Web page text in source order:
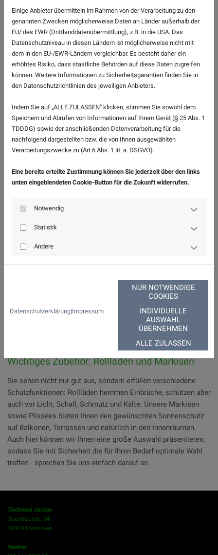
von Fenster sowie Balkon- und Haustüren aus Holz
sprechen.Gerne geben wir Ihnen einen Überblick zur Vielfalt
der Möglichkeiten, wägen gemeinsam mit Ihnen die Vor- und
Nachteile der einzelnen Varianten ab und erstellen
entsprechende Kalkulationen. So erhalten Sie eine belastbare
Entscheidungsgrundlage und können sich auf eine
erstklassige Ausführung und Montage verlassen - dafür stehen
Wichtiges Zubehör: Rollläden und Markisen
Sie sehen nicht nur gut aus, sondern erfüllen verschiedene
Schutzfunktionen: Rollläden hemmen Einbrüche, schützen aber
auch vor Licht, Schall, Schmutz und Kälte. Unsere Markisen
sowie Plissees bieten Ihnen den gewünschten Sonnenschutz
auf Balkonen, Terrassen und natürlich in den Innenräumen.
Auch hier können wir Ihnen eine große Auswahl präsentieren,
sodass Sie mit Sicherheit die für Ihren Bedarf optimale Wahl
treffen - sprechen Sie uns einfach darauf an.
Tischlerei Jordan
Obentrautstr. 34
30419 Hannover
Telefon
Einige Anbieter übermitteln im Rahmen von der Verarbeitung zu den
genannten Zwecken möglicherweise Daten an Länder außerhalb der
EU/ des EWR (Drittlanddatenübermittlung), z.B. in die USA. Das
Datenschutzniveau in diesen Ländern ist möglicherweise nicht mit
dem in den EU-/EWR-Ländern vergleichbar. Es besteht daher ein
erhöhtes Risiko, dass staatliche Behörden auf diese Daten zugreifen
können. Weitere Informationen zu Sicherheitsgarantien finden Sie in
den Datenschutzrichtlinien des jeweiligen Anbieters.
Indem Sie auf „ALLE ZULASSEN" klicken, stimmen Sie sowohl dem
Speichern und Abrufen von Informationen auf Ihrem Gerät (§ 25 Abs. 1
TDDDG) sowie der anschließenden Datenverarbeitung für die
nachfolgend dargestellten bzw. die von Ihnen ausgewählten
Verarbeitungszwecke zu (Art 6 Abs. 1 lit. a. DSGVO).
Eine bereits erteilte Zustimmung können Sie jederzeit über den links
unten eingeblendeten Cookie-Button für die Zukunft widerrufen.
Notwendig
Statistik
Andere
Datenschutzerklärung|Impressum
NUR NOTWENDIGE
COOKIES
INDIVIDUELLE
AUSWAHL
ÜBERNEHMEN
ALLE ZULASSEN